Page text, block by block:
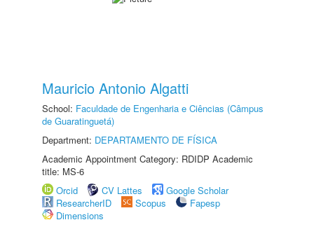
Mauricio Antonio Algatti
School: Faculdade de Engenharia e Ciências (Câmpus
de Guaratinguetá)
Department: DEPARTAMENTO DE FÍSICA
Academic Appointment Category: RDIDP Academic
title: MS-6
Orcid
CV Lattes
Google Scholar
ResearcherID
Scopus
Fapesp
Dimensions